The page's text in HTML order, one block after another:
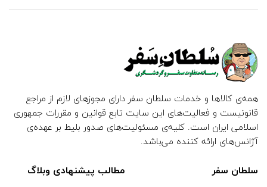
همه‌ی کالاها و خدمات سلطان سفر دارای مجوزهای لازم از مراجع
قانونیست و فعالیت‌های این سایت تابع قوانین و مقررات جمهوری
اسلامی ایران است. کلیه‌ی مسئولیت‌های صدور بلیط بر عهده‌ی
آژانس‌های ارائه کننده می‌باشد.
سلطان سفر مطالب پیشنهادی وبلاگ